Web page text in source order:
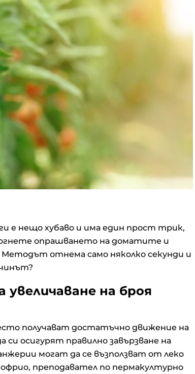
е нещо хубаво и има един прост трик,
опрашването на доматите и
отнема само няколко секунди и
на броя
получават достатъчно движение на
осигурят правилно завързване на
могат да се възползват от леко
преподавател по пермакултурно